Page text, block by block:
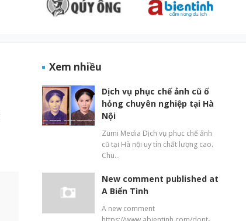
Xem nhiều
Dịch vụ phục chế ảnh cũ ố
hỏng chuyên nghiệp tại Hà
Nội
Zumi Media Dịch vụ phục chế ảnh
cũ tại Hà nội uy tín chất lượng cao.
Chu…
New comment published at
A Biển Tình
A new comment